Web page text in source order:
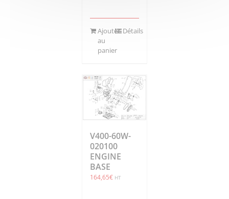
Ajouter
au
panier
Détails
V400-60W-
020100
ENGINE
BASE
164,65€ HT